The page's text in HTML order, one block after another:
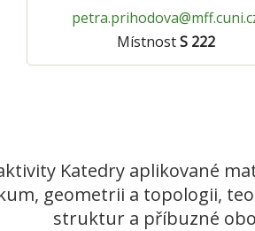
MístnostS 222
Katedry aplikované
geometrii a topologii,
struktur a příbuzné